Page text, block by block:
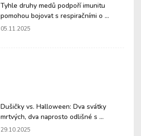
Tyhle druhy medů podpoří imunitu
pomohou bojovat s respiračními o ...
05.11.2025
Dušičky vs. Halloween: Dva svátky
mrtvých, dva naprosto odlišné s ...
29.10.2025